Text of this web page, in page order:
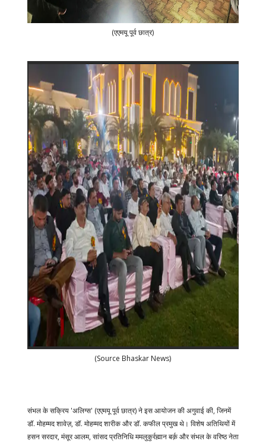
(एएमयू पूर्व छात्र)
(Source Bhaskar News)
संभल के सक्रिय 'अलिग्स' (एएमयू पूर्व छात्र) ने इस आयोजन की अगुवाई की, जिनमें
डॉ. मोहम्मद शावेज़, डॉ. मोहम्मद शारीक और डॉ. कफील प्रमुख थे। विशेष अतिथियों में
हसन सरदार, मंसूर आलम, सांसद प्रतिनिधि ममलुकुर्रह्मान बर्क़ और संभल के वरिष्ठ नेता